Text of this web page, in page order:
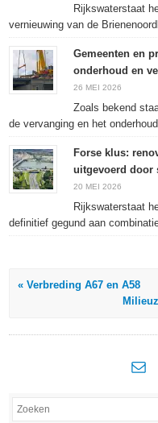
Rijkswaterstaat
vernieuwing van de
Gemeenten en
onderhoud en
26 MEI 2026
Zoals bekend
de vervanging en het
Forse klus:
uitgevoerd door
20 MEI 2026
Rijkswaterstaat
definitief gegund aan
« Verbreding A67 en A58